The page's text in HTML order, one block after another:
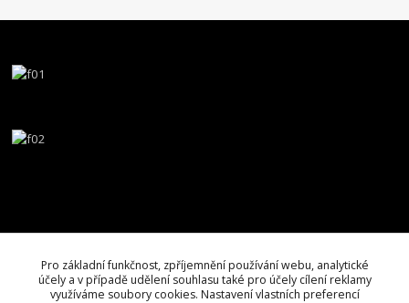
Pro základní funkčnost, zpříjemnění používání webu, analytické
účely a v případě udělení souhlasu také pro účely cílení reklamy
využíváme soubory cookies. Nastavení vlastních preferencí